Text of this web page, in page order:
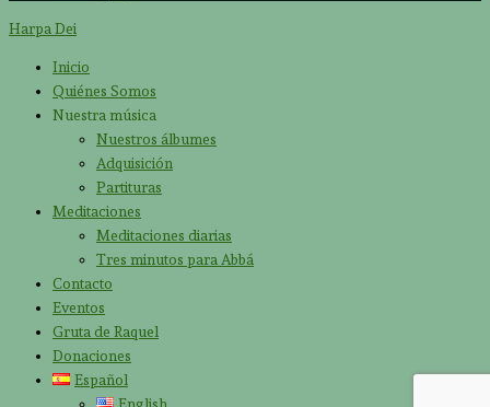
Harpa Dei
Inicio
Quiénes Somos
Nuestra música
Nuestros álbumes
Adquisición
Partituras
Meditaciones
Meditaciones diarias
Tres minutos para Abbá
Contacto
Eventos
Gruta de Raquel
Donaciones
Español